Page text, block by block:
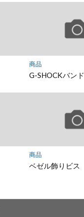
商品
G-SHOCKバンド
商品
ベゼル飾りビス